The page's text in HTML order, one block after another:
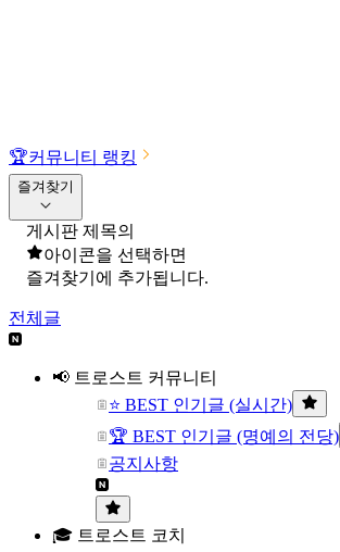
🏆커뮤니티 랭킹
즐겨찾기
게시판 제목의
아이콘을 선택하면
즐겨찾기에 추가됩니다.
전체글
📢 트로스트 커뮤니티
⭐ BEST 인기글 (실시간)
🏆 BEST 인기글 (명예의 전당)
공지사항
🎓 트로스트 코치